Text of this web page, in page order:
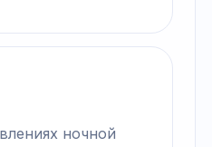
ночной